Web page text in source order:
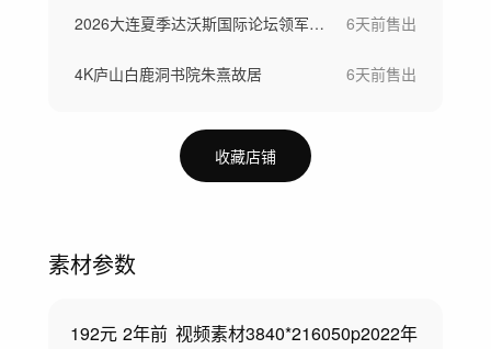
2026大连夏季达沃斯国际论坛领军者年会 6天前售出
4K庐山白鹿洞书院朱熹故居 6天前售出
收藏店铺
素材参数
192元 2年前 视频素材3840*216050p2022年